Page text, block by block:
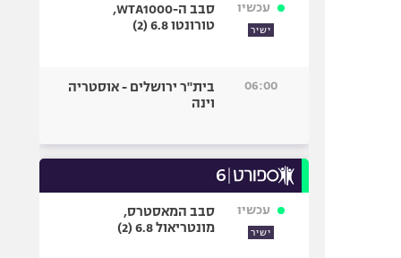
עכשיו
ישיר
סבב ה-WTA1000,
טורונטו 6.8 (2)
06:00
בית"ר ירושלים - אוסטריה
וינה
עכשיו
ישיר
סבב המאסטרס,
מונטריאול 6.8 (2)